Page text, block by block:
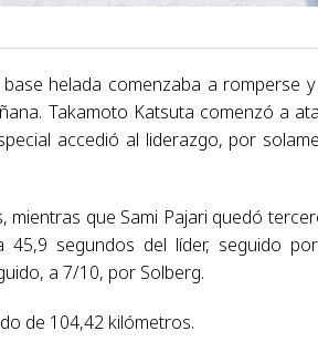
helada comenzaba a romperse
Takamoto Katsuta comenzó a
accedió al liderazgo, por
que Sami Pajari quedó
segundos del líder, seguido
a 7/10, por Solberg.
de 104,42 kilómetros.